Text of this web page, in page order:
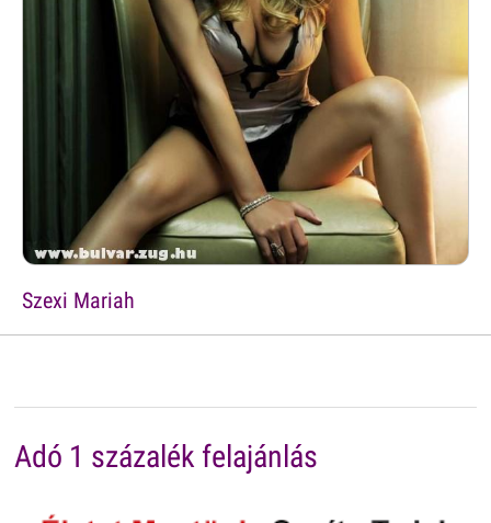
Szexi Mariah
Adó 1 százalék felajánlás